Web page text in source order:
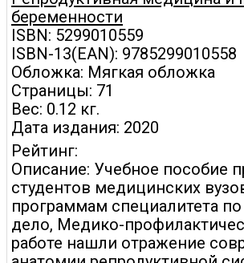
беременности
ISBN: 5299010559
ISBN-13(EAN): 9785299010558
Обложка: Мягкая обложка
Страницы: 71
Вес: 0.12 кг.
Дата издания: 2020
Рейтинг:
Описание: Учебное пособие
студентов медицинских
программам специалитета
дело, Медико-
работе нашли отражение